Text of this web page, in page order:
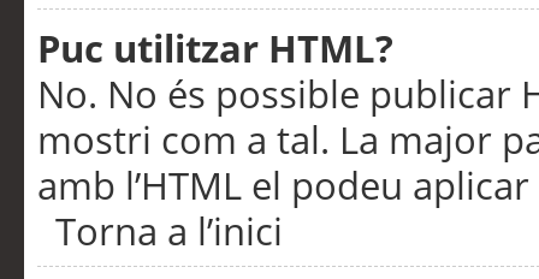
Puc utilitzar HTML?
No. No és possible publicar
mostri com a tal. La major
amb l’HTML el podeu
Torna a l’inici